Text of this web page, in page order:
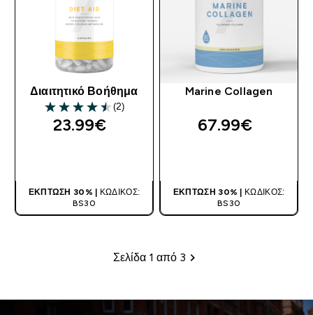
Διαιτητικό Βοήθημα
4.5 out of 5 stars
(2)
23.99€‎
ΈΚΠΤΩΣΗ 30% | ΚΩΔΙΚΌΣ:
BS30
Marine Collagen
67.99€‎
ΈΚΠΤΩΣΗ 30% | ΚΩΔΙΚΌΣ:
BS30
Σελιδοποίηση
Σελίδα 1 από 3